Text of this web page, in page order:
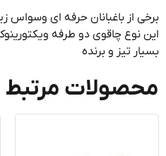
از باغبانان حرفه ای وسواس زیادی
نوع چاقوی دو طرفه ویکتورینوکس
تیز و برنده
مرتبط